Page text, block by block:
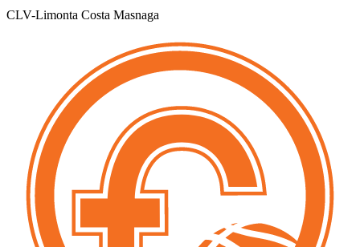
CLV-Limonta Costa Masnaga